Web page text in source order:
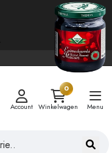
Account
0
Winkelwagen
Menu